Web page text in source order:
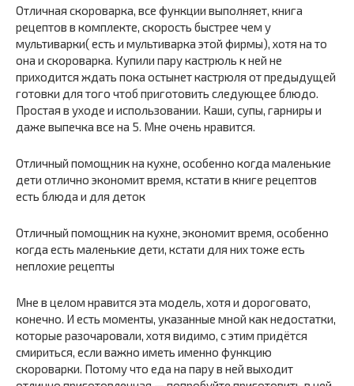
Отличная скороварка, все функции выполняет, книга
рецептов в комплекте, скорость быстрее чем у
мультиварки( есть и мультиварка этой фирмы), хотя на то
она и скороварка. Купили пару кастрюль к ней не
приходится ждать пока остынет кастрюля от предыдущей
готовки для того чтоб приготовить следующее блюдо.
Простая в уходе и использовании. Каши, супы, гарниры и
даже выпечка все на 5. Мне очень нравится.
Отличный помощник на кухне, особенно когда маленькие
дети отлично экономит время, кстати в книге рецептов
есть блюда и для деток
Отличный помощник на кухне, экономит время, особенно
когда есть маленькие дети, кстати для них тоже есть
неплохие рецепты
Мне в целом нравится эта модель, хотя и дороговато,
конечно. И есть моменты, указанные мной как недостатки,
которые разочаровали, хотя видимо, с этим придётся
смириться, если важно иметь именно функцию
скороварки. Потому что еда на пару в ней выходит